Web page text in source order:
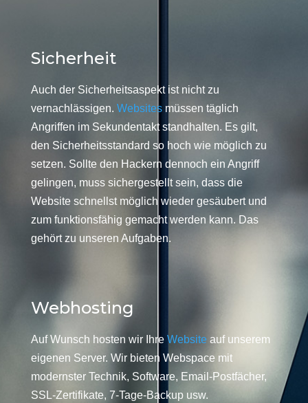
Sicherheit
Auch der Sicherheitsaspekt ist nicht zu
vernachlässigen. Websitesmüssen täglich
Angriffen im Sekundentakt standhalten. Es gilt,
den Sicherheitsstandard so hoch wie möglich zu
setzen. Sollte den Hackern dennoch ein Angriff
gelingen, muss sichergestellt sein, dass die
Website schnellst möglich wieder gesäubert und
zum funktionsfähig gemacht werden kann. Das
gehört zu unseren Aufgaben.
Webhosting
Auf Wunsch hosten wir Ihre Website auf unserem
eigenen Server. Wir bieten Webspace mit
modernster Technik, Software, Email-Postfächer,
SSL-Zertifikate, 7-Tage-Backup usw.